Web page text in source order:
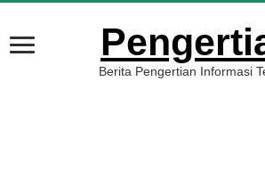
Berita Pengertian Informasi